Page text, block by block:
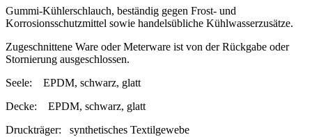
Gummi-Kühlerschlauch, beständig gegen Frost- und
Korrosionsschutzmittel sowie handelsübliche Kühlwasserzusätze.
Zugeschnittene Ware oder Meterware ist von der Rückgabe oder
Stornierung ausgeschlossen.
Seele:
EPDM, schwarz, glatt
Decke:
EPDM, schwarz, glatt
Druckträger:
synthetisches Textilgewebe